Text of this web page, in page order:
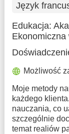
Język
Edukacja:
Ekonomiczna
Możliwość
Moje metody
każdego
nauczania, co
szczególnie
temat realiów